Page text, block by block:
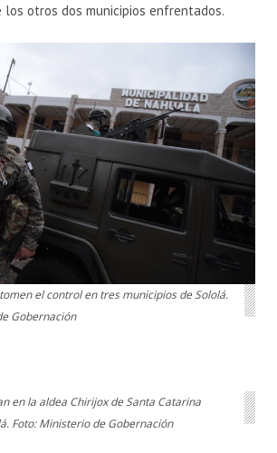
los otros dos municipios enfrentados.
el control en tres municipios de Sololá.
Gobernación
en la aldea Chirijox de Santa Catarina
Foto: Ministerio de Gobernación